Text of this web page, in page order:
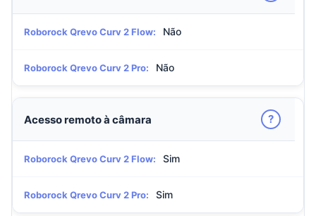
Roborock Qrevo Curv 2 Flow: Não
Roborock Qrevo Curv 2 Pro: Não
Acesso remoto à câmara ?
Roborock Qrevo Curv 2 Flow: Sim
Roborock Qrevo Curv 2 Pro: Sim